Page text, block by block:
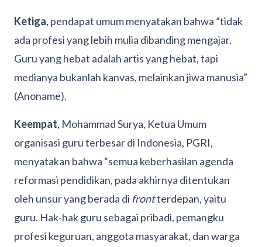
Ketiga, pendapat umum menyatakan bahwa ”tidak
ada profesi yang lebih mulia dibanding mengajar.
Guru yang hebat adalah artis yang hebat, tapi
medianya bukanlah kanvas, melainkan jiwa manusia”
(Anoname).
Keempat, Mohammad Surya, Ketua Umum
organisasi guru terbesar di Indonesia, PGRI,
menyatakan bahwa “semua keberhasilan agenda
reformasi pendidikan, pada akhirnya ditentukan
oleh unsur yang berada di frontterdepan, yaitu
guru. Hak-hak guru sebagai pribadi, pemangku
profesi keguruan, anggota masyarakat, dan warga